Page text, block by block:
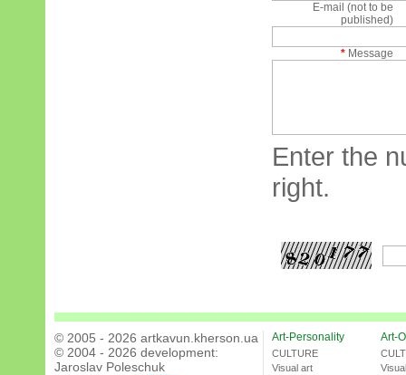
E-mail (not to be
published)
* Message
Enter the
right.
© 2005 - 2026 artkavun.kherson.ua
© 2004 - 2026 development:
Jaroslav Poleschuk
Art-Personality
CULTURE
Visual art
Art-